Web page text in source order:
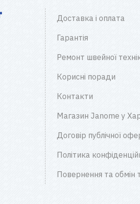
Доставка і оплата
Гарантія
Ремонт швейної
Корисні поради
Контакти
Магазин Janome у
Договір публічної
Політика
Повернення та обмін